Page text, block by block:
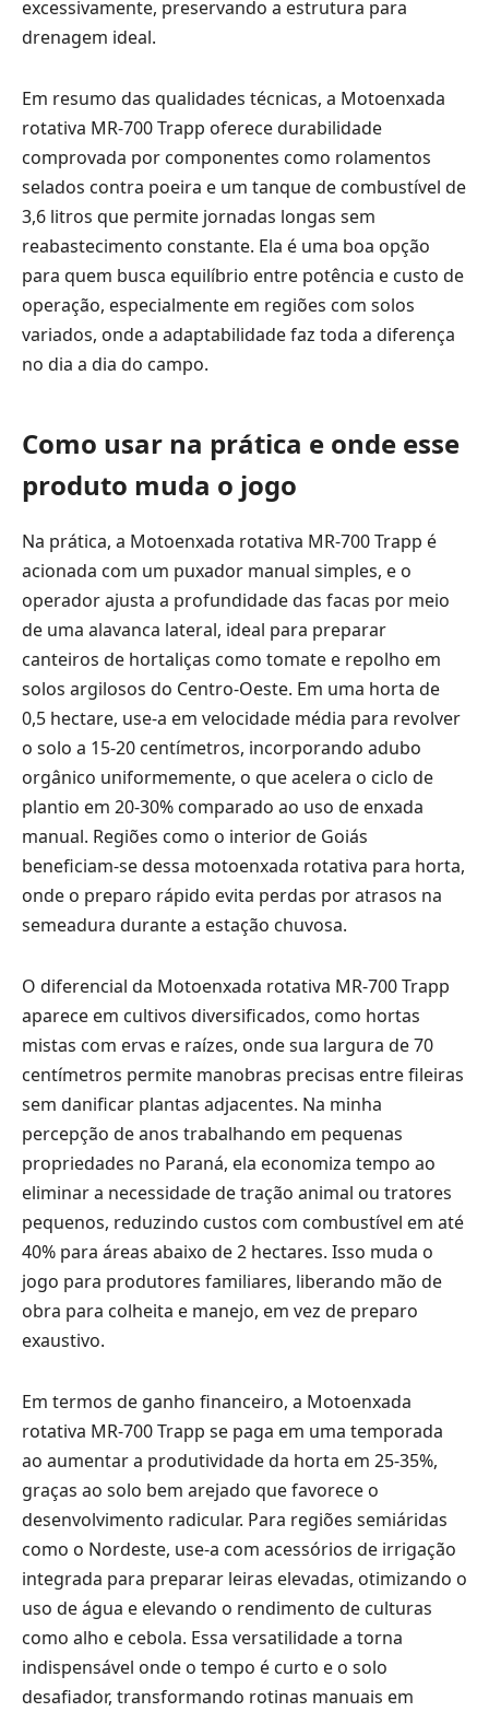
excessivamente, preservando a estrutura para
drenagem ideal.
Em resumo das qualidades técnicas, a Motoenxada
rotativa MR-700 Trapp oferece durabilidade
comprovada por componentes como rolamentos
selados contra poeira e um tanque de combustível de
3,6 litros que permite jornadas longas sem
reabastecimento constante. Ela é uma boa opção
para quem busca equilíbrio entre potência e custo de
operação, especialmente em regiões com solos
variados, onde a adaptabilidade faz toda a diferença
no dia a dia do campo.
Como usar na prática e onde esse
produto muda o jogo
Na prática, a Motoenxada rotativa MR-700 Trapp é
acionada com um puxador manual simples, e o
operador ajusta a profundidade das facas por meio
de uma alavanca lateral, ideal para preparar
canteiros de hortaliças como tomate e repolho em
solos argilosos do Centro-Oeste. Em uma horta de
0,5 hectare, use-a em velocidade média para revolver
o solo a 15-20 centímetros, incorporando adubo
orgânico uniformemente, o que acelera o ciclo de
plantio em 20-30% comparado ao uso de enxada
manual. Regiões como o interior de Goiás
beneficiam-se dessa motoenxada rotativa para horta,
onde o preparo rápido evita perdas por atrasos na
semeadura durante a estação chuvosa.
O diferencial da Motoenxada rotativa MR-700 Trapp
aparece em cultivos diversificados, como hortas
mistas com ervas e raízes, onde sua largura de 70
centímetros permite manobras precisas entre fileiras
sem danificar plantas adjacentes. Na minha
percepção de anos trabalhando em pequenas
propriedades no Paraná, ela economiza tempo ao
eliminar a necessidade de tração animal ou tratores
pequenos, reduzindo custos com combustível em até
40% para áreas abaixo de 2 hectares. Isso muda o
jogo para produtores familiares, liberando mão de
obra para colheita e manejo, em vez de preparo
exaustivo.
Em termos de ganho financeiro, a Motoenxada
rotativa MR-700 Trapp se paga em uma temporada
ao aumentar a produtividade da horta em 25-35%,
graças ao solo bem arejado que favorece o
desenvolvimento radicular. Para regiões semiáridas
como o Nordeste, use-a com acessórios de irrigação
integrada para preparar leiras elevadas, otimizando o
uso de água e elevando o rendimento de culturas
como alho e cebola. Essa versatilidade a torna
indispensável onde o tempo é curto e o solo
desafiador, transformando rotinas manuais em